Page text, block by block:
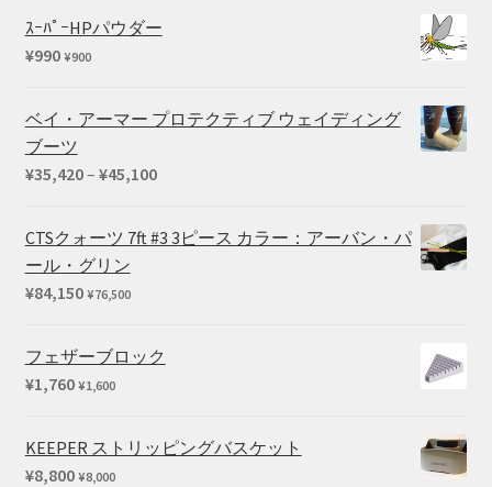
ｽｰﾊﾟｰHPパウダー
¥990 ¥900
ベイ・アーマー プロテクティブ ウェイディング
ブーツ
¥35,420– ¥45,100価
帯:
CTSクォーツ 7ft #3 3ピース カラー：アーバン・パ
ール・グリン
¥84,150 ¥76,500
フェザーブロック
¥1,760 ¥1,600
KEEPER ストリッピングバスケット
¥8,800 ¥8,000